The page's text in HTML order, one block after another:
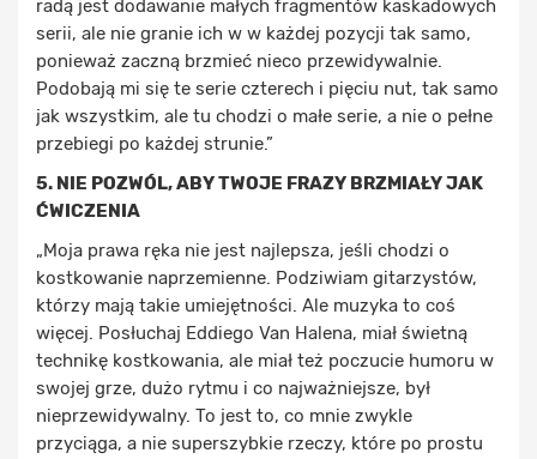
radą jest dodawanie małych fragmentów kaskadowych
serii, ale nie granie ich w w każdej pozycji tak samo,
ponieważ zaczną brzmieć nieco przewidywalnie.
Podobają mi się te serie czterech i pięciu nut, tak samo
jak wszystkim, ale tu chodzi o małe serie, a nie o pełne
przebiegi po każdej strunie.”
5. NIE POZWÓL, ABY TWOJE FRAZY BRZMIAŁY JAK
ĆWICZENIA
„Moja prawa ręka nie jest najlepsza, jeśli chodzi o
kostkowanie naprzemienne. Podziwiam gitarzystów,
którzy mają takie umiejętności. Ale muzyka to coś
więcej. Posłuchaj Eddiego Van Halena, miał świetną
technikę kostkowania, ale miał też poczucie humoru w
swojej grze, dużo rytmu i co najważniejsze, był
nieprzewidywalny. To jest to, co mnie zwykle
przyciąga, a nie superszybkie rzeczy, które po prostu